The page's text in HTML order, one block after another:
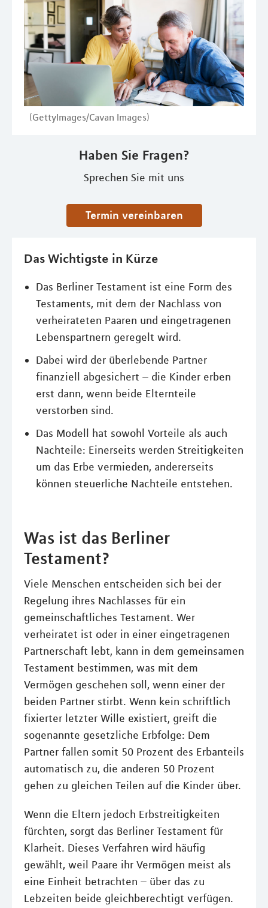
(GettyImages/Cavan Images)
Haben Sie Fragen?
Sprechen Sie mit uns
Termin vereinbaren
Das Wichtigste in Kürze
Das Berliner Testament ist eine Form des
Testaments, mit dem der Nachlass von
verheirateten Paaren und eingetragenen
Lebenspartnern geregelt wird.
Dabei wird der überlebende Partner
finanziell abgesichert – die Kinder erben
erst dann, wenn beide Elternteile
verstorben sind.
Das Modell hat sowohl Vorteile als auch
Nachteile: Einerseits werden Streitigkeiten
um das Erbe vermieden, andererseits
können steuerliche Nachteile entstehen.
Was ist das Berliner
Testament?
Viele Menschen entscheiden sich bei der
Regelung ihres Nachlasses für ein
gemeinschaftliches Testament. Wer
verheiratet ist oder in einer eingetragenen
Partnerschaft lebt, kann in dem gemeinsamen
Testament bestimmen, was mit dem
Vermögen geschehen soll, wenn einer der
beiden Partner stirbt. Wenn kein schriftlich
fixierter letzter Wille existiert, greift die
sogenannte gesetzliche Erbfolge: Dem
Partner fallen somit 50 Prozent des Erbanteils
automatisch zu, die anderen 50 Prozent
gehen zu gleichen Teilen auf die Kinder über.
Wenn die Eltern jedoch Erbstreitigkeiten
fürchten, sorgt das Berliner Testament für
Klarheit. Dieses Verfahren wird häufig
gewählt, weil Paare ihr Vermögen meist als
eine Einheit betrachten – über das zu
Lebzeiten beide gleichberechtigt verfügen.